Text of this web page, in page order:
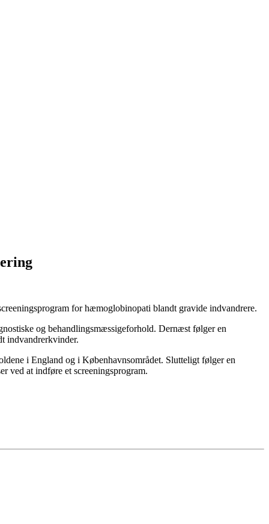
for hæmoglobinopati blandt gravide indvandrere.
og behandlingsmæssigeforhold. Dernæst følger en
indvandrerkvinder.
i England og i Københavnsområdet. Slutteligt følger en
ved at indføre et screeningsprogram.